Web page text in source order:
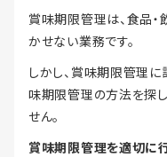
賞味期限管理は、食品
かせない業務です。
しかし、賞味期限管理
味期限管理の方法を探
せん。
賞味期限管理を適切に